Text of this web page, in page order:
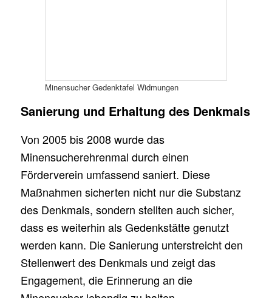
Minensucher Gedenktafel Widmungen
Sanierung und Erhaltung des Denkmals
Von 2005 bis 2008 wurde das
Minensucherehrenmal durch einen
Förderverein umfassend saniert. Diese
Maßnahmen sicherten nicht nur die Substanz
des Denkmals, sondern stellten auch sicher,
dass es weiterhin als Gedenkstätte genutzt
werden kann. Die Sanierung unterstreicht den
Stellenwert des Denkmals und zeigt das
Engagement, die Erinnerung an die